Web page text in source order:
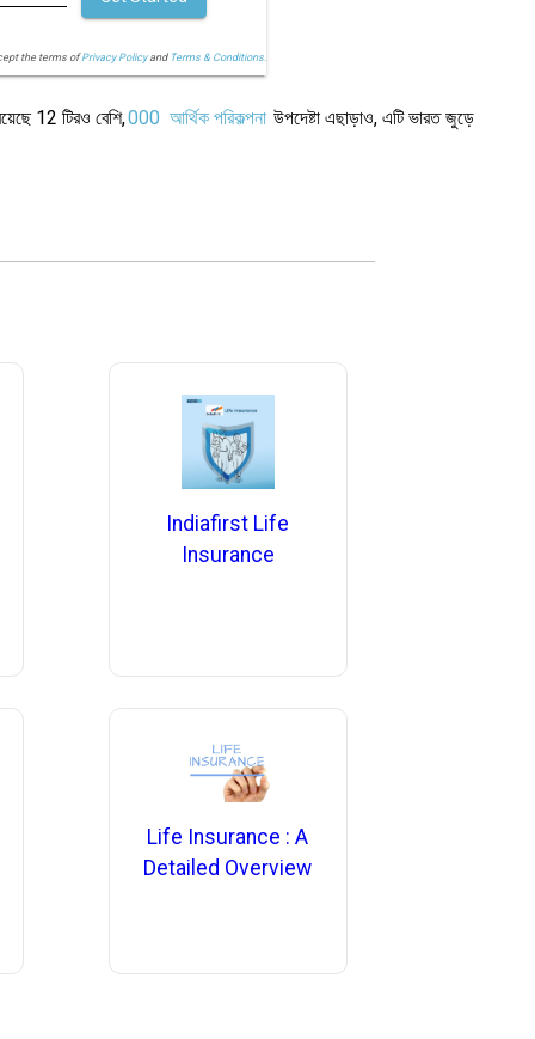
the terms ofPrivacy Policyand Terms & Conditions.
12 টিরও বেশি,000 আর্থিক পরিকল্পনা উপদেষ্টা এছাড়াও, এটি ভারত জুড়ে
Indiafirst Life
Insurance
Life Insurance : A
Detailed Overview